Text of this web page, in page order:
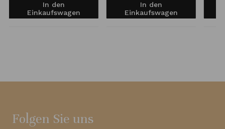
In den
Einkaufswagen
In den
Einkaufswagen
Folgen Sie uns